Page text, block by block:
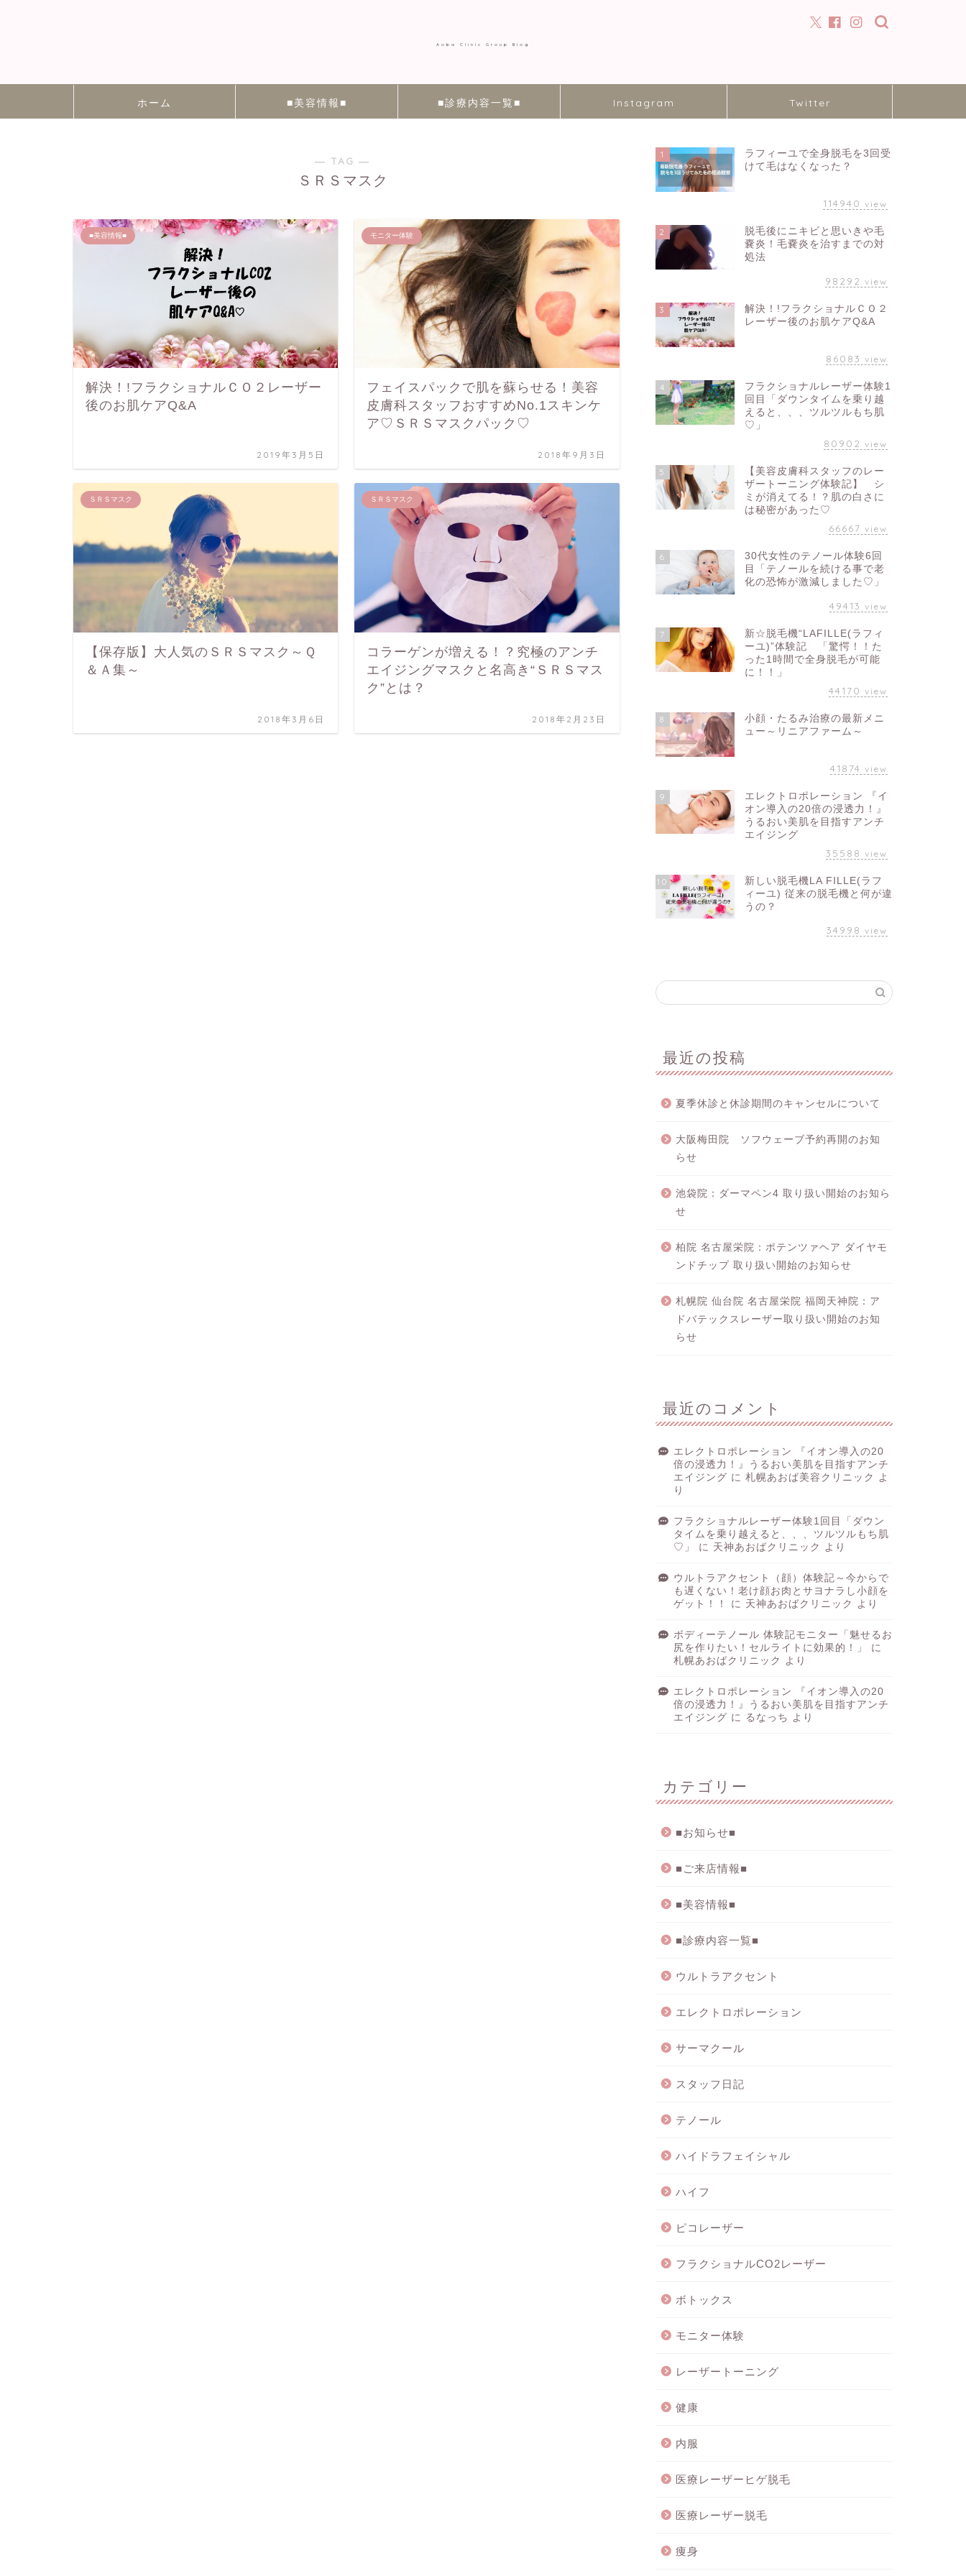
Aoba Clinic Group Blog
ホーム ■美容情報■ ■診療内容一覧■ Instagram Twitter
― TAG ―
ＳＲＳマスク
■美容情報■
解決！!フラクショナルＣＯ２レーザー
後のお肌ケアQ&A
2019年3月5日
モニター体験
フェイスパックで肌を蘇らせる！美容
皮膚科スタッフおすすめNo.1スキンケ
ア♡ＳＲＳマスクパック♡
2018年9月3日
ＳＲＳマスク
【保存版】大人気のＳＲＳマスク～Ｑ
＆Ａ集～
2018年3月6日
ＳＲＳマスク
コラーゲンが増える！？究極のアンチ
エイジングマスクと名高き“ＳＲＳマス
ク”とは？
2018年2月23日
1
ラフィーユで全身脱毛を3回受
けて毛はなくなった？
114940 view
2
脱毛後にニキビと思いきや毛
嚢炎！毛嚢炎を治すまでの対
処法
98292 view
3
解決！!フラクショナルＣＯ２
レーザー後のお肌ケアQ&A
86083 view
4
フラクショナルレーザー体験1
回目「ダウンタイムを乗り越
えると、、、ツルツルもち肌
♡」
80902 view
5
【美容皮膚科スタッフのレー
ザートーニング体験記】 シ
ミが消えてる！？肌の白さに
は秘密があった♡
66667 view
6
30代女性のテノール体験6回
目「テノールを続ける事で老
化の恐怖が激減しました♡」
49413 view
7
新☆脱毛機“LAFILLE(ラフィ
ーユ)”体験記 「驚愕！！た
った1時間で全身脱毛が可能
に！！」
44170 view
8
小顔・たるみ治療の最新メニ
ュー～リニアファーム～
41874 view
9
エレクトロポレーション 『イ
オン導入の20倍の浸透力！』
うるおい美肌を目指すアンチ
エイジング
35588 view
10
新しい脱毛機LA FILLE(ラフ
ィーユ) 従来の脱毛機と何が違
うの？
34998 view
最近の投稿
夏季休診と休診期間のキャンセルについて
大阪梅田院 ソフウェーブ予約再開のお知
らせ
池袋院：ダーマペン4 取り扱い開始のお知ら
せ
柏院 名古屋栄院：ポテンツァヘア ダイヤモ
ンドチップ 取り扱い開始のお知らせ
札幌院 仙台院 名古屋栄院 福岡天神院：ア
ドバテックスレーザー取り扱い開始のお知
らせ
最近のコメント
エレクトロポレーション 『イオン導入の20
倍の浸透力！』うるおい美肌を目指すアンチ
エイジング に 札幌あおば美容クリニック
よ
り
フラクショナルレーザー体験1回目「ダウン
タイムを乗り越えると、、、ツルツルもち肌
♡」
に 天神あおばクリニック より
ウルトラアクセント（顔）体験記～今からで
も遅くない！老け顔お肉とサヨナラし小顔を
ゲット！！
に 天神あおばクリニック より
ボディーテノール 体験記モニター「魅せるお
尻を作りたい！セルライトに効果的！」
に
札幌あおばクリニック
より
エレクトロポレーション 『イオン導入の20
倍の浸透力！』うるおい美肌を目指すアンチ
エイジング に るなっち より
カテゴリー
■お知らせ■
■ご来店情報■
■美容情報■
■診療内容一覧■
ウルトラアクセント
エレクトロポレーション
サーマクール
スタッフ日記
テノール
ハイドラフェイシャル
ハイフ
ピコレーザー
フラクショナルCO2レーザー
ボトックス
モニター体験
レーザートーニング
健康
内服
医療レーザーヒゲ脱毛
医療レーザー脱毛
痩身